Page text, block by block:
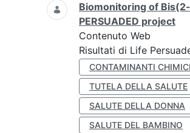
Biomonitoring of
PERSUADED project
Contenuto Web
Risultati di Life
CONTAMINANTI CHIMICI
TUTELA DELLA SALUTE
SALUTE DELLA DONNA
SALUTE DEL BAMBINO